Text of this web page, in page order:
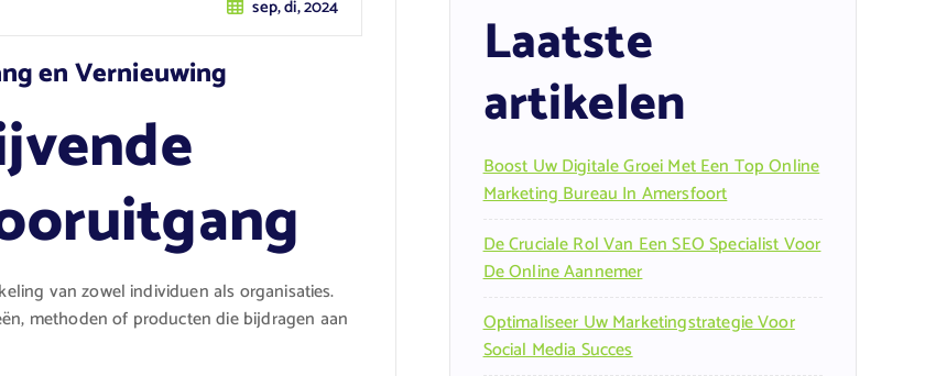
sep, di, 2024
en Vernieuwing
van zowel individuen als organisaties.
methoden of producten die bijdragen aan
Laatste
artikelen
Boost Uw Digitale Groei Met Een Top Online
Marketing Bureau In Amersfoort
De Cruciale Rol Van Een SEO Specialist Voor
De Online Aannemer
Optimaliseer Uw Marketingstrategie Voor
Social Media Succes